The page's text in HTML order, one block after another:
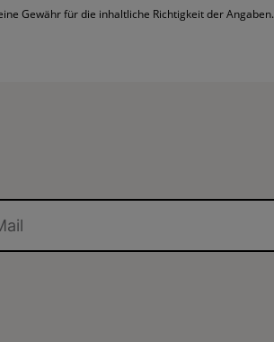
Gewähr für die inhaltliche Richtigkeit der Angaben.